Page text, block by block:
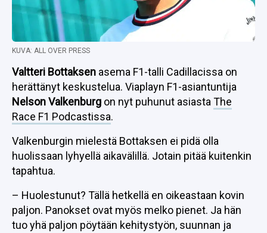
KUVA: ALL OVER PRESS
Valtteri Bottaksen asema F1-talli Cadillacissa on
herättänyt keskustelua. Viaplayn F1-asiantuntija
Nelson Valkenburg on nyt puhunut asiasta The
Race F1 Podcastissa.
Valkenburgin mielestä Bottaksen ei pidä olla
huolissaan lyhyellä aikavälillä. Jotain pitää kuitenkin
tapahtua.
– Huolestunut? Tällä hetkellä en oikeastaan kovin
paljon. Panokset ovat myös melko pienet. Ja hän
tuo yhä paljon pöytään kehitystyön, suunnan ja